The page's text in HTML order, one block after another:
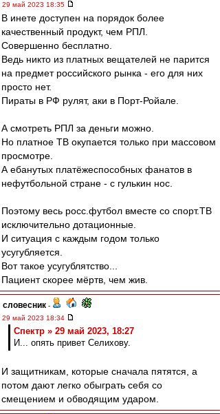
29 май 2023 18:35
В инете доступен на порядок более
качественный продукт, чем РПЛ.
Совершенно бесплатно.
Ведь никто из платных вещателей не парится
на предмет российского рынка - его для них
просто нет.
Пираты в РФ рулят, аки в Порт-Ройале.
А смотреть РПЛ за деньги можно.
Но платное ТВ окупается только при массовом
просмотре.
А ебанутых платёжеспособных фанатов в
нефутбольной стране - с гулькин нос.
Поэтому весь росс.футбол вместе со спорт.ТВ
исключительно дотационные.
И ситуация с каждым годом только
усугубляется.
Вот такое усугублятство...
Пациент скорее мёртв, чем жив.
словесник -
29 май 2023 18:34
Спектр » 29 май 2023, 18:27
И... опять привет Селихову.
И защитникам, которые сначала пятятся, а
потом дают легко обыграть себя со
смещением и обводящим ударом.